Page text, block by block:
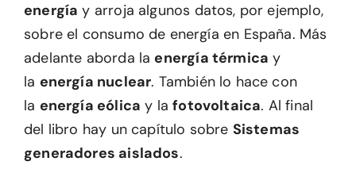
energía y arroja algunos datos, por ejemplo,
sobre el consumo de energía en España. Más
adelante aborda la energía térmica y
la energía nuclear. También lo hace con
la energía eólica y lafotovoltaica. Al final
del libro hay un capítulo sobre Sistemas
generadores aislados.